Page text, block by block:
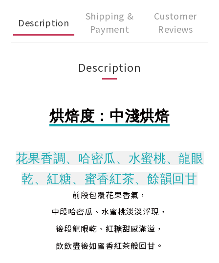
Description
Shipping &
Payment
Customer
Reviews
Description
烘焙度：中淺烘焙
花果香調、哈密瓜、水蜜桃、龍眼
乾、紅糖、蜜香紅茶、餘韻回甘
前段包覆花果香氣，
中段哈密瓜、水蜜桃淡淡浮現，
後段龍眼乾、紅糖甜感滿溢，
飲飲盡後如蜜香紅茶般回甘 。